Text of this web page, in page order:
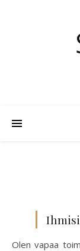
Olen vapaa toimittaja ja tietokirjailija. Juttujani on julkaistu